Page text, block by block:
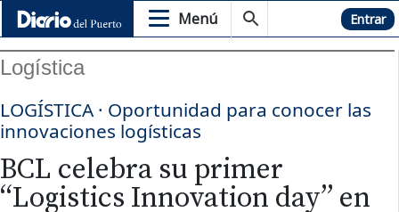
Menú Hemeroteca Entrar
Logística
LOGÍSTICA · Oportunidad para conocer las
innovaciones logísticas
BCL celebra su primer
“Logistics Innovation day” en